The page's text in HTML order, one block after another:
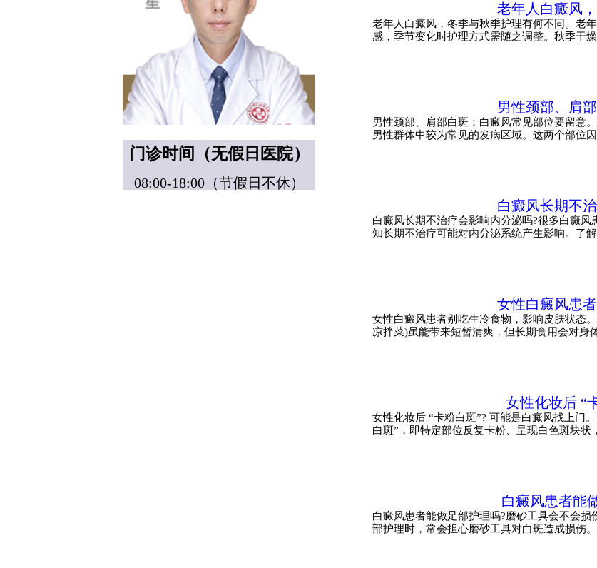
门诊时间（无假日医院）
08:00-18:00（节假日不休）
老年人白癜风
老年人白癜风，冬季与秋季护理有何不同。老
感，季节变化时护理方式需随之调整。秋季干
男性颈部、肩
男性颈部、肩部白斑：白癜风常见部位要留意
男性群体中较为常见的发病区域。这两个部位
白癜风长期不
白癜风长期不治疗会影响内分泌吗?很多白癜
知长期不治疗可能对内分泌系统产生影响。了
女性白癜风患
女性白癜风患者别吃生冷食物，影响皮肤状态
凉拌菜)虽能带来短暂清爽，但长期食用会对身
女性化妆后 “
女性化妆后 “卡粉白斑”? 可能是白癜风找上门
白斑”，即特定部位反复卡粉、呈现白色斑块
白癜风患者能
白癜风患者能做足部护理吗?磨砂工具会不会
部护理时，常会担心磨砂工具对白斑造成损伤。